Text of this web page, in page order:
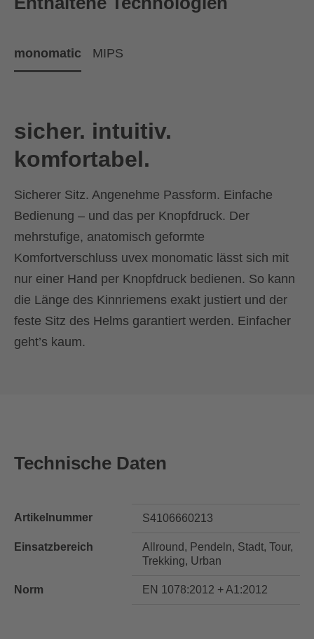
monomatic MIPS
sicher. intuitiv.
komfortabel.
Sicherer Sitz. Angenehme Passform. Einfache
Bedienung – und das per Knopfdruck. Der
mehrstufige, anatomisch geformte
Komfortverschluss uvex monomatic lässt sich mit
nur einer Hand per Knopfdruck bedienen. So kann
die Länge des Kinnriemens exakt justiert und der
feste Sitz des Helms garantiert werden. Einfacher
geht’s kaum.
Technische Daten
Artikelnummer S4106660213
Einsatzbereich
Allround, Pendeln, Stadt, Tour,
Trekking, Urban
Norm EN 1078:2012 + A1:2012